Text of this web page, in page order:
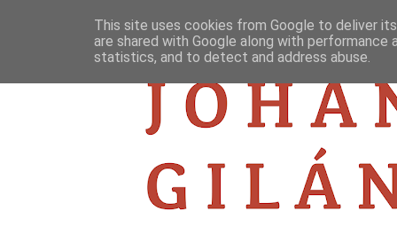
This site uses cookies from Google to deliver
are shared with Google along with
statistics, and to detect and address abuse.